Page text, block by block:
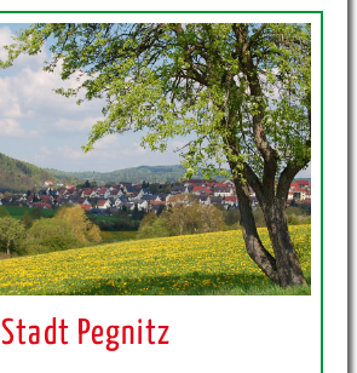
Stadt Pegnitz